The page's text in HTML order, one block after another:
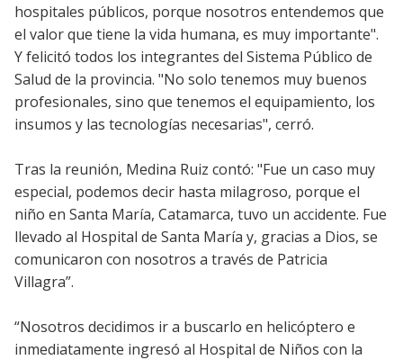
hospitales públicos, porque nosotros entendemos que
el valor que tiene la vida humana, es muy importante".
Y felicitó todos los integrantes del Sistema Público de
Salud de la provincia. "No solo tenemos muy buenos
profesionales, sino que tenemos el equipamiento, los
insumos y las tecnologías necesarias", cerró.
Tras la reunión, Medina Ruiz contó: "Fue un caso muy
especial, podemos decir hasta milagroso, porque el
niño en Santa María, Catamarca, tuvo un accidente. Fue
llevado al Hospital de Santa María y, gracias a Dios, se
comunicaron con nosotros a través de Patricia
Villagra”.
“Nosotros decidimos ir a buscarlo en helicóptero e
inmediatamente ingresó al Hospital de Niños con la